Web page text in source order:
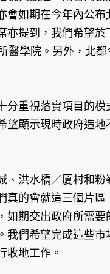
如期在今年內公
提到，我們希望
學院。另外，北
視落實項目的模
顯示現時政府造
水橋／厦村和粉
的會就這三個片
期交出政府所需
們希望完成這些
收地工作。